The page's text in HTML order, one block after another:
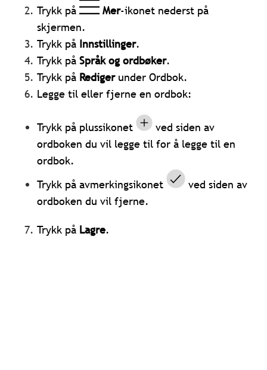
Trykk på
Mer-ikonet nederst på
skjermen.
Trykk på Innstillinger.
Trykk påSpråk og ordbøker.
Trykk på Redigerunder Ordbok.
Legge til eller fjerne en ordbok:
Trykk på plussikonet
ved siden av
ordboken du vil legge til for å legge til en
ordbok.
Trykk på avmerkingsikonet
ved siden av
ordboken du vil fjerne.
Trykk på Lagre.